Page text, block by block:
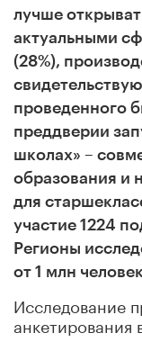
лучше
актуальными
(28%),
проведенного
преддверии
школах» –
образования и
для
участие 1224
Регионы
от 1 млн
Исследование
анкетирования